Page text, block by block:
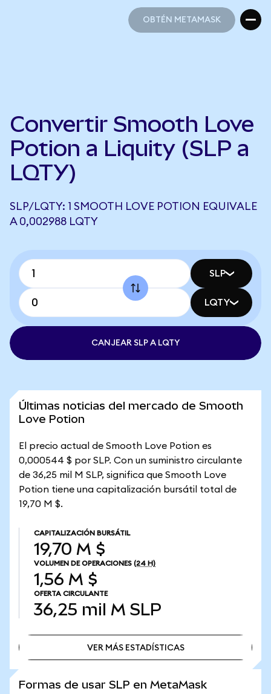
OBTÉN METAMASK
Convertir Smooth Love
Potion a Liquity (SLP a
LQTY)
SLP/LQTY: 1 SMOOTH LOVE POTION EQUIVALE
A 0,002988 LQTY
SLP
LQTY
CANJEAR SLP A LQTY
Últimas noticias del mercado de Smooth
Love Potion
El precio actual de Smooth Love Potion es
0,000544 $ por SLP. Con un suministro circulante
de 36,25 mil M SLP, significa que Smooth Love
Potion tiene una capitalización bursátil total de
19,70 M $.
CAPITALIZACIÓN BURSÁTIL
19,70 M $
VOLUMEN DE OPERACIONES (24 H)
1,56 M $
OFERTA CIRCULANTE
36,25 mil M SLP
VER MÁS ESTADÍSTICAS
Formas de usar SLP en MetaMask